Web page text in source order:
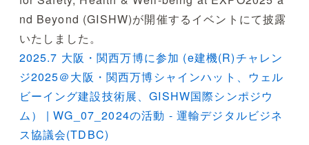
nd Beyond (GISHW)が開催するイベントにて披露
いたしました。
2025.7 大阪・関西万博に参加 (e建機(R)チャレン
ジ2025＠大阪・関西万博シャインハット、ウェル
ビーイング建設技術展、GISHW国際シンポジウ
ム） | WG_07_2024の活動 - 運輸デジタルビジネ
ス協議会(TDBC)